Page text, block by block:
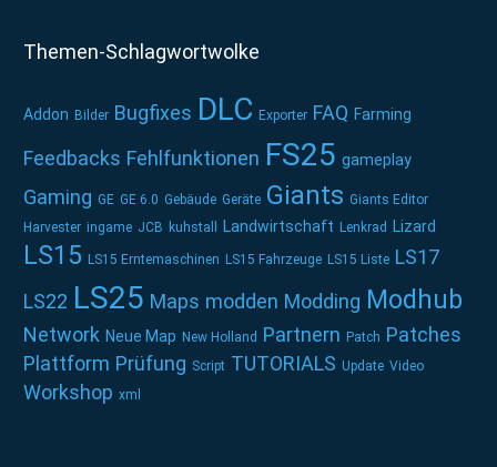
Themen-Schlagwortwolke
Addon Bilder Bugfixes DLC Exporter FAQ Farming
Feedbacks Fehlfunktionen FS25 gameplay
Gaming GE GE 6.0 Gebäude Geräte Giants Giants Editor
Harvester ingame JCB kuhstall Landwirtschaft Lenkrad Lizard
LS15 LS15 Erntemaschinen LS15 Fahrzeuge LS15 Liste LS17
LS22 LS25 Maps modden Modding Modhub
Network Neue Map New Holland Partnern Patch Patches
Plattform Prüfung Script TUTORIALS Update Video
Workshop xml